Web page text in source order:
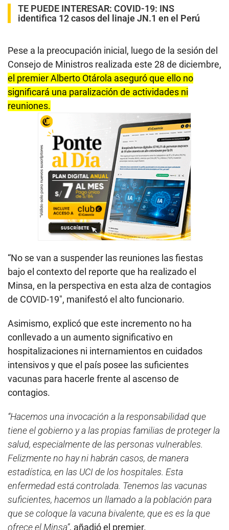
TE PUEDE INTERESAR: COVID-19: INS
identifica 12 casos del linaje JN.1 en el Perú
Pese a la preocupación inicial, luego de la sesión del
Consejo de Ministros realizada este 28 de diciembre,
el premier Alberto Otárola aseguró que ello no
significará una paralización de actividades ni
reuniones.
“No se van a suspender las reuniones las fiestas
bajo el contexto del reporte que ha realizado el
Minsa, en la perspectiva en esta alza de contagios
de COVID-19″, manifestó el alto funcionario.
Asimismo, explicó que este incremento no ha
conllevado a un aumento significativo en
hospitalizaciones ni internamientos en cuidados
intensivos y que el país posee las suficientes
vacunas para hacerle frente al ascenso de
contagios.
“Hacemos una invocación a la responsabilidad que
tiene el gobierno y a las propias familias de proteger la
salud, especialmente de las personas vulnerables.
Felizmente no hay ni habrán casos, de manera
estadística, en las UCI de los hospitales. Esta
enfermedad está controlada. Tenemos las vacunas
suficientes, hacemos un llamado a la población para
que se coloque la vacuna bivalente, que es es la que
ofrece el Minsa”, añadió el premier.